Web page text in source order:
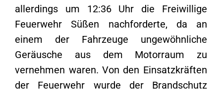
allerdings um 12:36 Uhr die Freiwillige
Feuerwehr Süßen nachforderte, da an
einem der Fahrzeuge ungewöhnliche
Geräusche aus dem Motorraum zu
vernehmen waren. Von den Einsatzkräften
der Feuerwehr wurde der Brandschutz